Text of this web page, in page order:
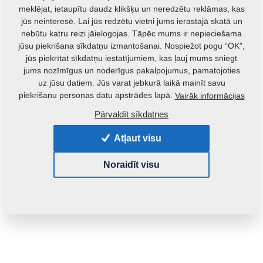
Izstrādājuma kods: m16160
Oriģinālais kataloga numurs:
m13949
Šo detaļu ir iespējams izmantot arī šādām iekārtām:
Masa: 0,8690 Kg
meklējat, ietaupītu daudz klikšķu un neredzētu reklāmas, kas
jūs neinteresē. Lai jūs redzētu vietni jums ierastajā skatā un
nebūtu katru reizi jāielogojas. Tāpēc mums ir nepieciešama
jūsu piekrišana sīkdatņu izmantošanai. Nospiežot pogu “OK”,
jūs piekrītat sīkdatņu iestatījumiem, kas ļauj mums sniegt
jums nozīmīgus un noderīgus pakalpojumus, pamatojoties
uz jūsu datiem. Jūs varat jebkurā laikā mainīt savu
piekrišanu personas datu apstrādes lapā. Vairāk informācijas
Pārvaldīt sīkdatnes
Atļaut visu
Noraidīt visu